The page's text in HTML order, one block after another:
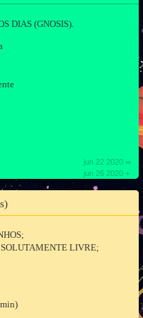
DIAS (GNOSIS).
jun 22 2020 ∞
jun 26 2020 +
LIVRE;